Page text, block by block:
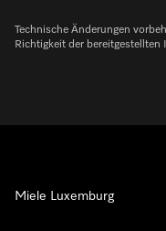
Technische Änderungen
Richtigkeit der bereitgestellten
Miele Luxemburg